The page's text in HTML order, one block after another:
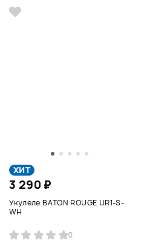
ХИТ
3 290 ₽
Укулеле BATON ROUGE UR1-S-
WH
0